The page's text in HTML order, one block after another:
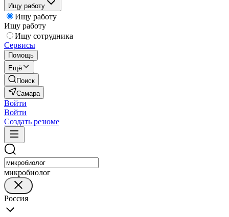
Ищу работу
Ищу работу
Ищу работу
Ищу сотрудника
Сервисы
Помощь
Ещё
Поиск
Самара
Войти
Войти
Создать резюме
микробиолог
Россия